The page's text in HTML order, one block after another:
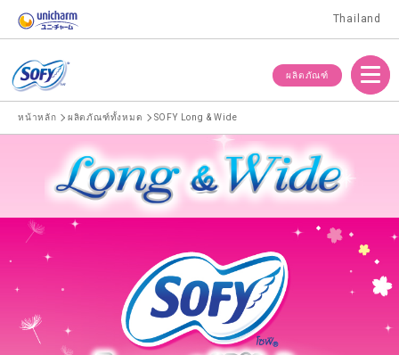
Thailand
ผลิตภัณฑ์
Menu
หน้าหลัก ผลิตภัณฑ์ทั้งหมด SOFY Long & Wide